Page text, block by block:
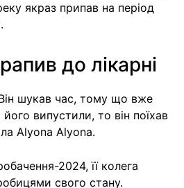
якраз припав на період
до лікарні
шукав час, тому що вже
випустили, то він поїхав
Alyona Alyona.
2024, її колега
свого стану.